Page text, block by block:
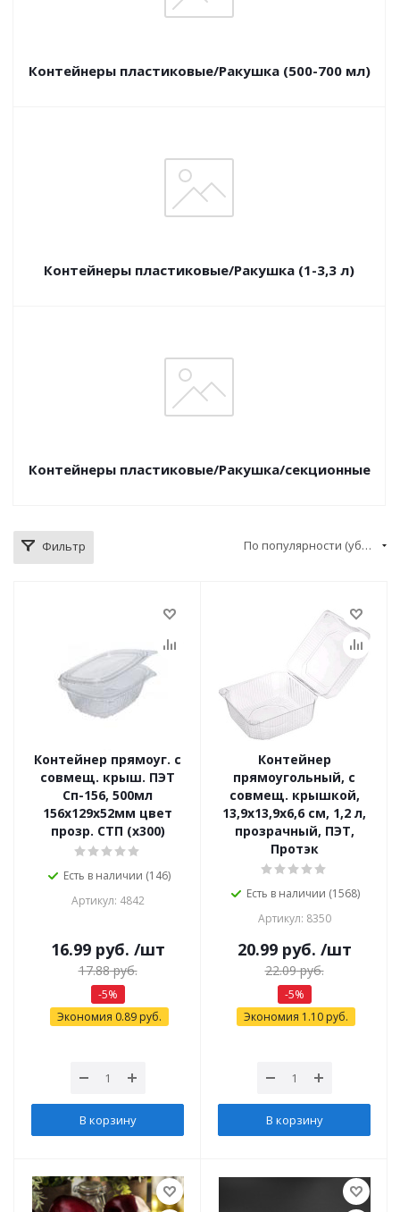
Контейнеры пластиковые/Ракушка (500-700 мл)
Контейнеры пластиковые/Ракушка (1-3,3 л)
Контейнеры пластиковые/Ракушка/секционные
Фильтр По популярности (убывание)
Контейнер прямоуг. с
совмещ. крыш. ПЭТ
Сп-156, 500мл
156х129х52мм цвет
прозр. СТП (х300)
Есть в наличии (146)
Артикул: 4842
16.99руб. /шт
17.88руб.
-5%
Экономия 0.89руб.
В корзину
Контейнер
прямоугольный, с
совмещ. крышкой,
13,9х13,9х6,6 см, 1,2 л,
прозрачный, ПЭТ,
Протэк
Есть в наличии (1568)
Артикул: 8350
20.99руб. /шт
22.09руб.
-5%
Экономия 1.10руб.
В корзину